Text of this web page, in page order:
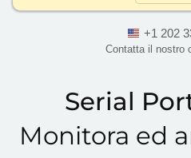
+1 202
Contatta il nostro
Serial
Monitora ed